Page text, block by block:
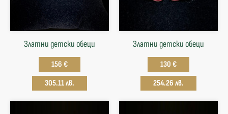
Златни детски обеци
156 €
305.11 лв.
Златни детски обеци
130 €
254.26 лв.